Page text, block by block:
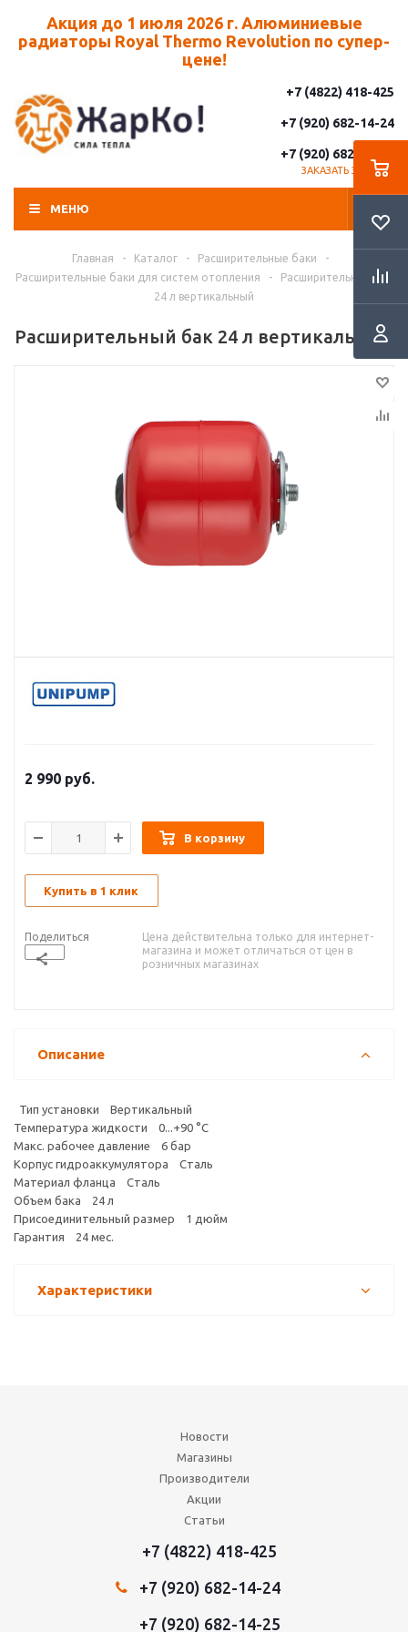
Акция до 1 июля 2026 г. Алюминиевые
радиаторы Royal Thermo Revolution по супер-
цене!
+7 (4822) 418-425
+7 (920) 682-14-24
+7 (920) 682-14-25
ЗАКАЗАТЬ ЗВОНОК
МЕНЮ
Главная - Каталог - Расширительные баки
-
Расширительные баки для систем отопления
-
Расширительный бак
24 л вертикальный
Расширительный бак 24 л вертикальный
2 990 руб.
В корзину
Купить в 1 клик
Поделиться
Цена действительна только для интернет-
магазина и может отличаться от цен в
розничных магазинах
Описание
Тип установки Вертикальный
Температура жидкости 0...+90 °С
Макс. рабочее давление 6 бар
Корпус гидроаккумулятора Сталь
Материал фланца Сталь
Объем бака 24 л
Присоединительный размер 1 дюйм
Гарантия 24 мес.
Характеристики
Новости
Магазины
Производители
Акции
Статьи
+7 (4822) 418-425
+7 (920) 682-14-24
+7 (920) 682-14-25